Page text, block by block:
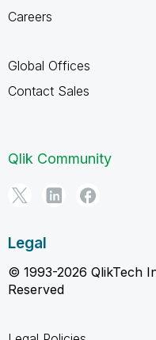
Careers
Global Offices
Contact Sales
Qlik Community
Legal
© 1993-2026 QlikTech
Reserved